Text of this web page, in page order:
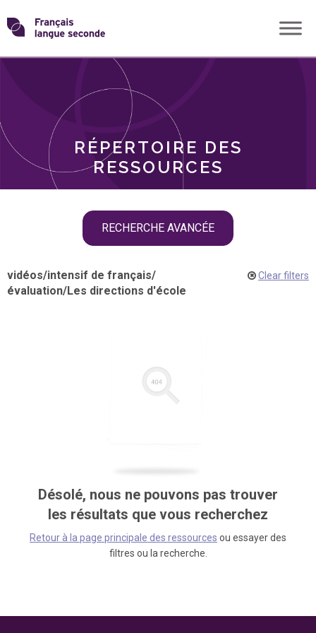
Skip
toTransformons
langue
RÉPERTOIRE DES
RESSOURCES
RECHERCHE AVANCÉE
THÈMES
vidéos/intensif de français/
évaluation/Les directions d'école
Clear filters
Désolé, nous ne pouvons pas trouver
les résultats que vous recherchez
Retour à la page principale des ressources ou essayer des
filtres ou la recherche.